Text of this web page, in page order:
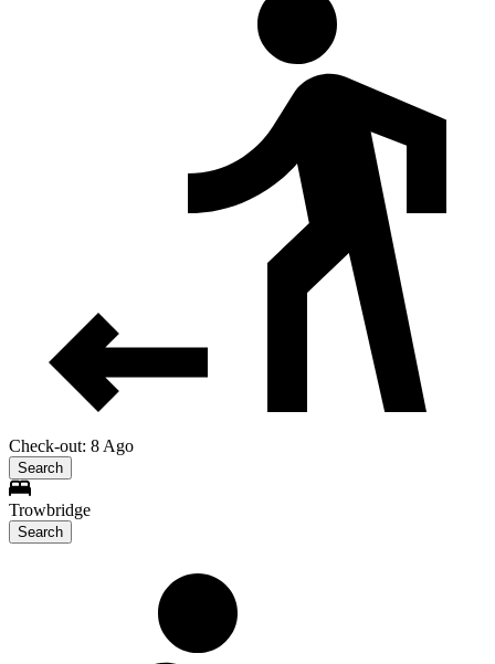
Check-out: 8 Ago
Search
Trowbridge
Search